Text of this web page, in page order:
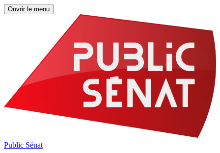
Ouvrir le menu
Public Sénat